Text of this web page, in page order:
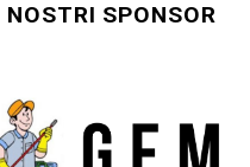
NOSTRI SPONSOR